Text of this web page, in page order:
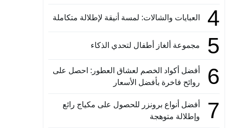
4 العبايات والشالات: لمسة أنيقة لإطلالة متكاملة
5 مجموعة ألغاز أطفال لتحدي الذكاء
6
أفضل أكواد الخصم لعشاق العطور: احصل على
روائح فاخرة بأفضل الأسعار
7
أفضل أنواع برونزر للحصول على مكياج رائع
وإطلالة متوهجة